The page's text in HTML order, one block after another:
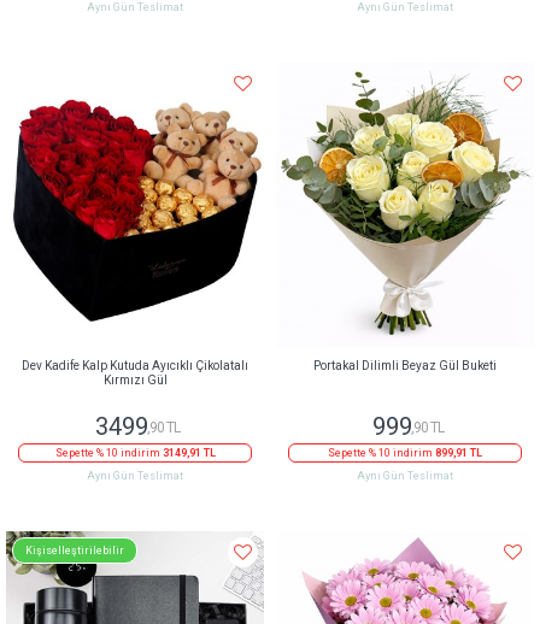
Aynı Gün Teslimat
Aynı Gün Teslimat
Dev Kadife Kalp Kutuda Ayıcıklı Çikolatalı
Kırmızı Gül
3499,90 TL
Sepette % 10 indirim 3149,91 TL
Aynı Gün Teslimat
Portakal Dilimli Beyaz Gül Buketi
999,90 TL
Sepette % 10 indirim 899,91 TL
Aynı Gün Teslimat
Kişiselleştirilebilir